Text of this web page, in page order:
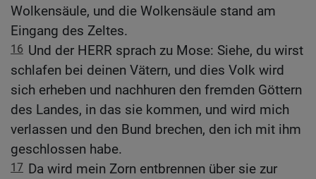
Wolkensäule, und die Wolkensäule stand am
Eingang des Zeltes.
16 Und der HERR sprach zu Mose: Siehe, du wirst
schlafen bei deinen Vätern, und dies Volk wird
sich erheben und nachhuren den fremden Göttern
des Landes, in das sie kommen, und wird mich
verlassen und den Bund brechen, den ich mit ihm
geschlossen habe.
17 Da wird mein Zorn entbrennen über sie zur